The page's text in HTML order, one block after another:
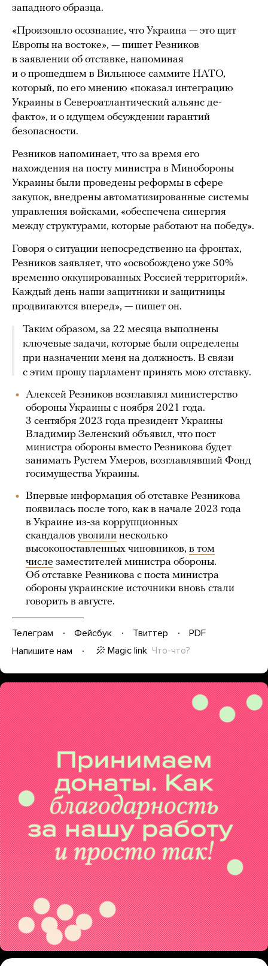
западного образца.
«Произошло осознание, что Украина — это щит
Европы на востоке», — пишет Резников
в заявлении об отставке, напоминая
и о прошедшем в Вильнюсе саммите НАТО,
который, по его мнению «показал интеграцию
Украины в Североатлантический альянс де-
факто», и о идущем обсуждении гарантий
безопасности.
Резников напоминает, что за время его
нахождения на посту министра в Минобороны
Украины были проведены реформы в сфере
закупок, внедрены автоматизированные системы
управления войсками, «обеспечена синергия
между структурами, которые работают на победу».
Говоря о ситуации непосредственно на фронтах,
Резников заявляет, что «освобождено уже 50%
временно оккупированных Россией территорий».
Каждый день наши защитники и защитницы
продвигаются вперед», — пишет он.
Таким образом, за 22 месяца выполнены
ключевые задачи, которые были определены
при назначении меня на должность. В связи
с этим прошу парламент принять мою отставку.
Алексей Резников возглавлял министерство
обороны Украины с ноября 2021 года.
3 сентября 2023 года президент Украины
Владимир Зеленский объявил, что пост
министра обороны вместо Резникова будет
занимать Рустем Умеров, возглавлявший Фонд
госимущества Украины.
Впервые информация об отставке Резникова
появилась после того, как в начале 2023 года
в Украине из-за коррупционных
скандалов уволили несколько
высокопоставленных чиновников, в том
числе заместителей министра обороны.
Об отставке Резникова с поста министра
обороны украинские источники вновь стали
говорить в августе.
Телеграм Фейсбук Твиттер
PDF
Напишите нам
Magic link Что-что?